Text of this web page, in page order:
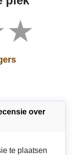
over
te plaatsen